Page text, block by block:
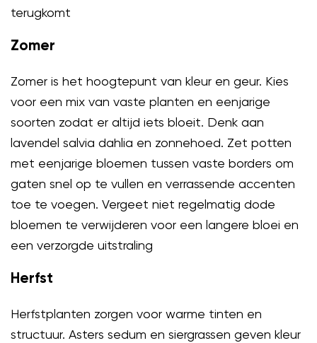
terugkomt
Zomer
Zomer is het hoogtepunt van kleur en geur. Kies
voor een mix van vaste planten en eenjarige
soorten zodat er altijd iets bloeit. Denk aan
lavendel salvia dahlia en zonnehoed. Zet potten
met eenjarige bloemen tussen vaste borders om
gaten snel op te vullen en verrassende accenten
toe te voegen. Vergeet niet regelmatig dode
bloemen te verwijderen voor een langere bloei en
een verzorgde uitstraling
Herfst
Herfstplanten zorgen voor warme tinten en
structuur. Asters sedum en siergrassen geven kleur